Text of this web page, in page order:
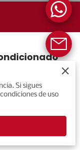
vida en plena
con Imicsa del
nuevas
de aire
...
Si sigues
de uso